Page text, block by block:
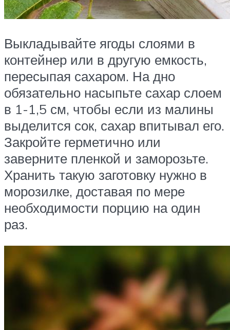
Выкладывайте ягоды слоями в
контейнер или в другую емкость,
пересыпая сахаром. На дно
обязательно насыпьте сахар слоем
в 1-1,5 см, чтобы если из малины
выделится сок, сахар впитывал его.
Закройте герметично или
заверните пленкой и заморозьте.
Хранить такую заготовку нужно в
морозилке, доставая по мере
необходимости порцию на один
раз.